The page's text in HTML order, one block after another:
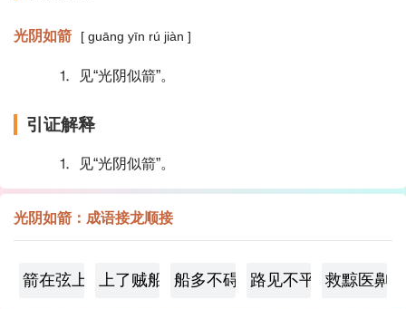
光阴如箭 [ guāng yīn rú jiàn ]
⒈ 见“光阴似箭”。
引证解释
⒈ 见“光阴似箭”。
光阴如箭：成语接龙顺接
箭在弦上 上了贼船 船多不碍路路见不平，拔刀相救
救黥医劓